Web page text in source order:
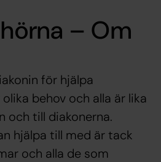
– Om
för hjälpa
behov och alla är lika
och till diakonerna.
hjälpa till med är tack
och alla de som